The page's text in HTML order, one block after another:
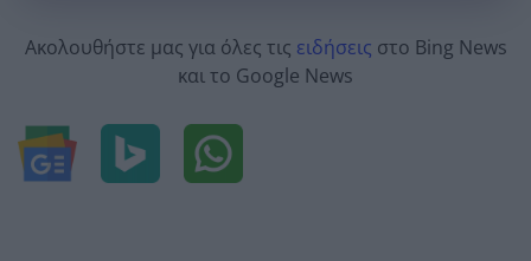
Ακολουθήστε μας για όλες τις ειδήσεις στο Bing News
και το Google News